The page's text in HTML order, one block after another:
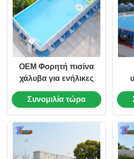
OEM Φορητή πισίνα
χάλυβα για ενήλικες
Συνομιλία τώρα